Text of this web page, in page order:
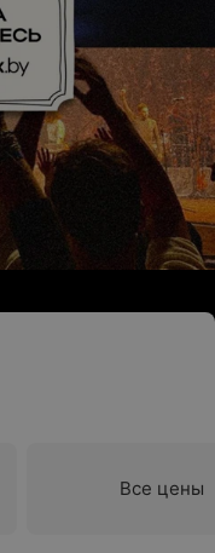
Все цены